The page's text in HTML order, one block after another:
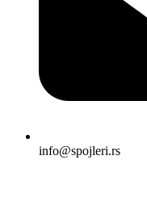
info@spojleri.rs